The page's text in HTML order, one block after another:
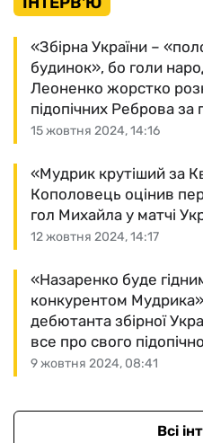
15 жовтня 2024, 14:16
«Збірна України –
будинок», бо голи
Леоненко жорстко
підопічних Реброва за
12 жовтня 2024, 14:17
«Мудрик крутіший за
Кополовець оцінив
гол Михайла у матчі
9 жовтня 2024, 08:41
«Назаренко буде
конкурентом
дебютанта збірної
все про свого
Всі